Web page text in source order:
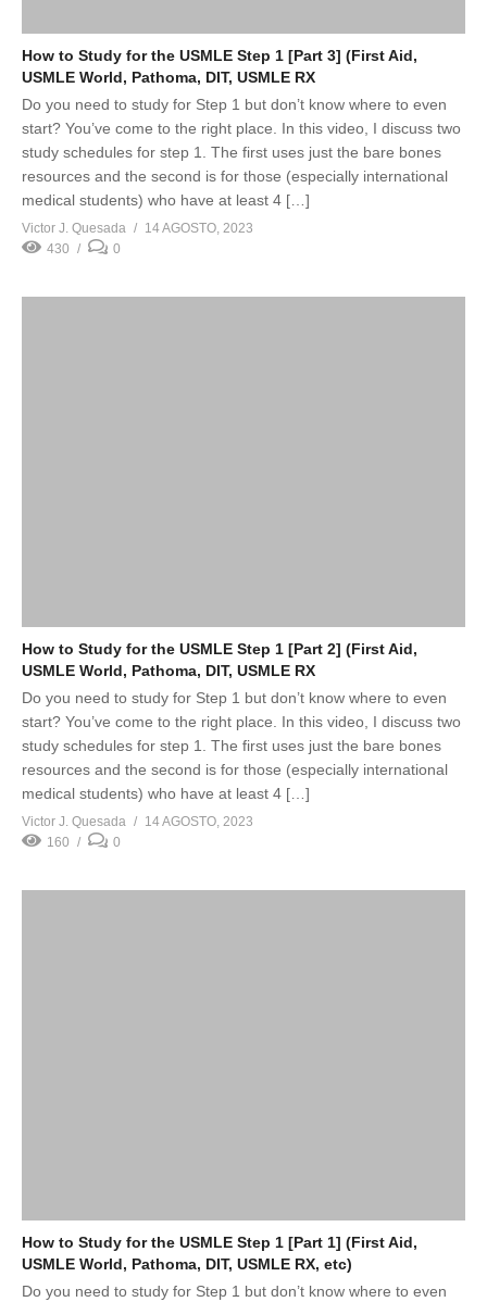
How to Study for the USMLE Step 1 [Part 3] (First Aid,
USMLE World, Pathoma, DIT, USMLE RX
Do you need to study for Step 1 but don’t know where to even
start? You’ve come to the right place. In this video, I discuss two
study schedules for step 1. The first uses just the bare bones
resources and the second is for those (especially international
medical students) who have at least 4 […]
Victor J. Quesada
14 AGOSTO, 2023
430
0
How to Study for the USMLE Step 1 [Part 2] (First Aid,
USMLE World, Pathoma, DIT, USMLE RX
Do you need to study for Step 1 but don’t know where to even
start? You’ve come to the right place. In this video, I discuss two
study schedules for step 1. The first uses just the bare bones
resources and the second is for those (especially international
medical students) who have at least 4 […]
Victor J. Quesada
14 AGOSTO, 2023
160
0
How to Study for the USMLE Step 1 [Part 1] (First Aid,
USMLE World, Pathoma, DIT, USMLE RX, etc)
Do you need to study for Step 1 but don’t know where to even